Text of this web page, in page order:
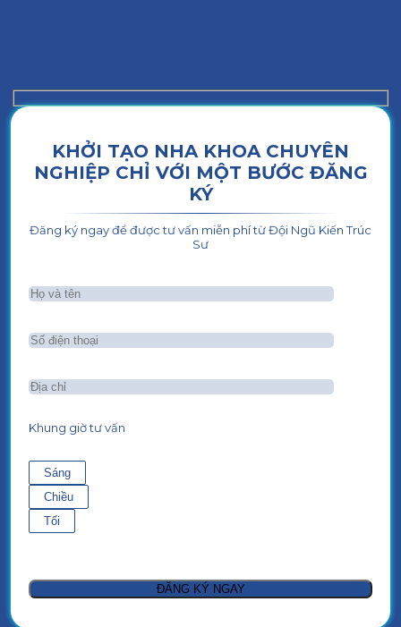
KHỞI TẠO NHA KHOA CHUYÊN
NGHIỆP CHỈ VỚI MỘT BƯỚC ĐĂNG
KÝ
Đăng ký ngay để được tư vấn miễn phí từ Đội Ngũ Kiến Trúc
Sư
Khung giờ tư vấn
Sáng
Chiều
Tối